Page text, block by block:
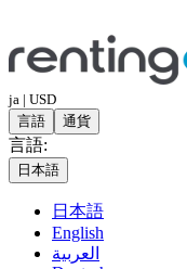
ja | USD
言語
通貨
言語:
日本語
日本語
English
العربية